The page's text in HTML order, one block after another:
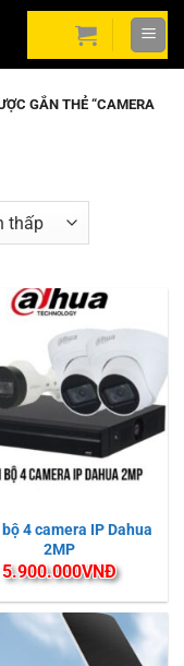
GẮN THẺ “CAMERA
4 camera IP Dahua
2MP
5.900.000VNĐ